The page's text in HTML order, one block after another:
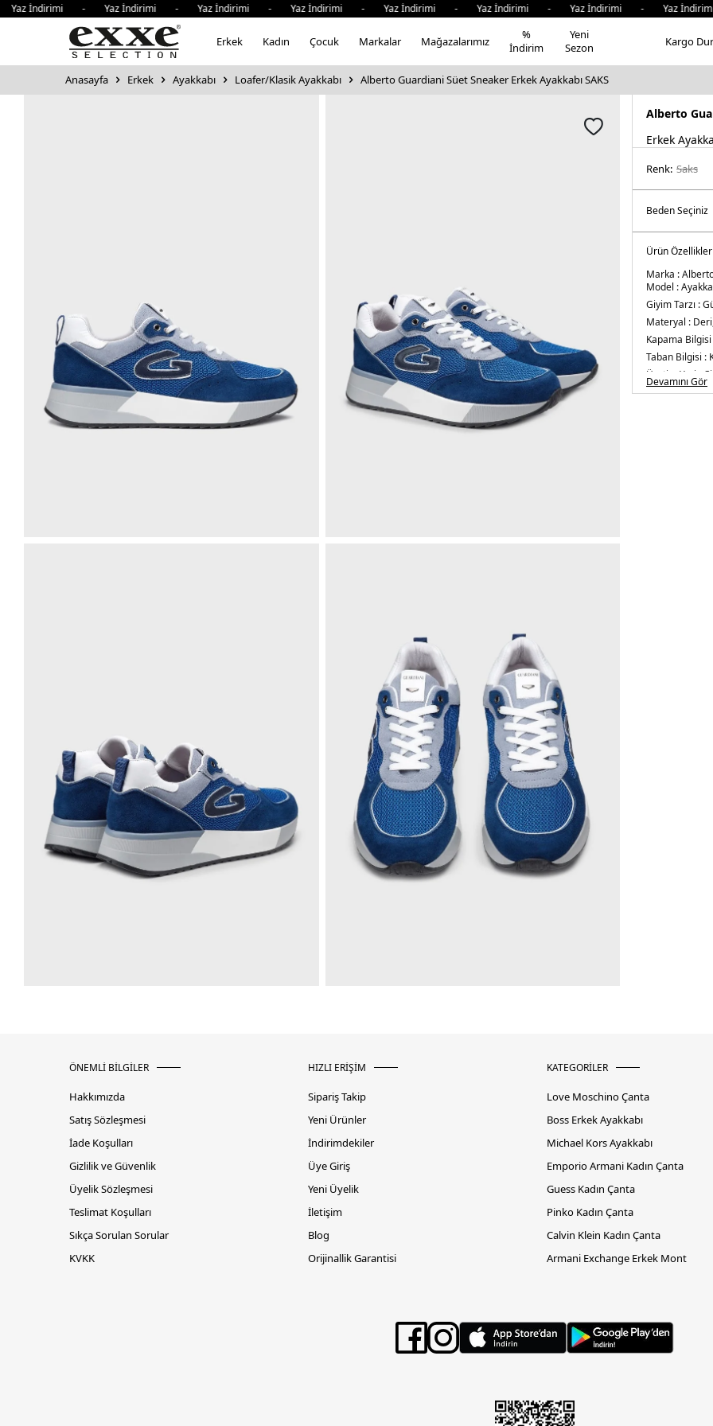
İndirimi - Yaz İndirimi - Yaz İndirimi - Yaz İndirimi - Yaz İndirimi - Yaz İndirimi - Yaz İndirimi - Yaz
Erkek Kadın Çocuk Markalar Mağazalarımız
%
İndirim
Yeni
Sezon
Kargo
Anasayfa Erkek Ayakkabı Loafer/Klasik Ayakkabı Alberto Guardiani Süet Sneaker Erkek Ayakkabı SAKS
Alberto
Erkek
Renk: saks
Ürün Özellikleri
Marka :
Model :
Giyim Tarzı :
Materyal :
Kapama Bilgisi
Taban Bilgisi :
Üretim Yeri :
Çin
Devamını Gör
ÖNEMLİ BİLGİLER
Hakkımızda
Satış Sözleşmesi
İade Koşulları
Gizlilik ve Güvenlik
Üyelik Sözleşmesi
Teslimat Koşulları
Sıkça Sorulan Sorular
KVKK
HIZLI ERİŞİM
Sipariş Takip
Yeni Ürünler
İndirimdekiler
Üye Giriş
Yeni Üyelik
İletişim
Blog
Orijinallik Garantisi
KATEGORİLER
Love Moschino Çanta
Boss Erkek Ayakkabı
Michael Kors Ayakkabı
Emporio Armani Kadın Çanta
Guess Kadın Çanta
Pinko Kadın Çanta
Calvin Klein Kadın Çanta
Armani Exchange Erkek Mont